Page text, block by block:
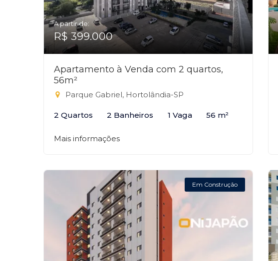
A partir de:
R$ 399.000
Apartamento à Venda com 2 quartos,
56m²
Parque Gabriel, Hortolândia-SP
2 Quartos 2 Banheiros 1 Vaga 56 m²
Mais informações
Em Construção